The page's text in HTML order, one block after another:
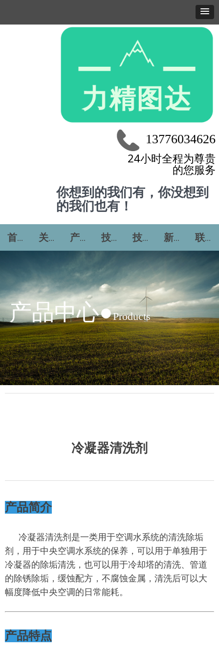
首页 关于力精 产品中心 技术服务 技术论坛 新闻资讯 联系我们
你想到的我们有，你没想到
的我们也有！
13776034626
24小时全程为尊贵
的您服务
产品中心●Products
冷凝器清洗剂
产品简介
冷凝器清洗剂是一类用于空调水系统的清洗除垢
剂，用于中央空调水系统的保养，可以用于单独用于
冷凝器的除垢清洗，也可以用于冷却塔的清洗、管道
的除锈除垢，缓蚀配方，不腐蚀金属，清洗后可以大
幅度降低中央空调的日常能耗。
产品特点